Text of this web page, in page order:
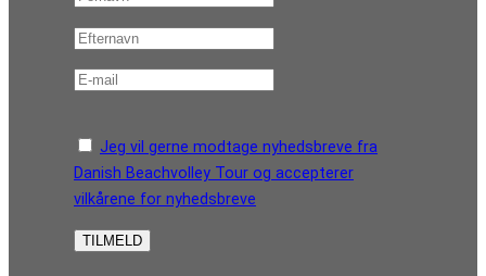
Jeg vil gerne modtage nyhedsbreve fra
Danish Beachvolley Tour og accepterer
vilkårene for nyhedsbreve